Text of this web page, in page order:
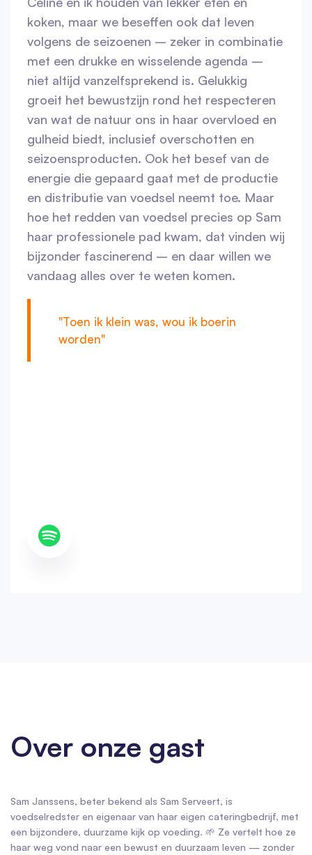
koken, maar we beseffen ook dat leven
volgens de seizoenen – zeker in combinatie
met een drukke en wisselende agenda –
niet altijd vanzelfsprekend is. Gelukkig
groeit het bewustzijn rond het respecteren
van wat de natuur ons in haar overvloed en
gulheid biedt, inclusief overschotten en
seizoensproducten. Ook het besef van de
energie die gepaard gaat met de productie
en distributie van voedsel neemt toe. Maar
hoe het redden van voedsel precies op Sam
haar professionele pad kwam, dat vinden wij
bijzonder fascinerend – en daar willen we
vandaag alles over te weten komen.
"Toen ik klein was, wou ik boerin
worden"
Over onze gast
Sam Janssens, beter bekend als Sam Serveert, is
voedselredster en eigenaar van haar eigen cateringbedrijf, met
een bijzondere, duurzame kijk op voeding. 🌱 Ze vertelt hoe ze
haar weg vond naar een bewust en duurzaam leven — zonder